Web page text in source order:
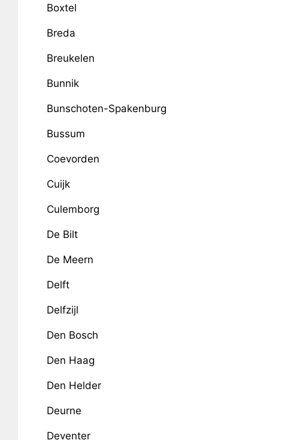
Boxtel
Breda
Breukelen
Bunnik
Bunschoten-Spakenburg
Bussum
Coevorden
Cuijk
Culemborg
De Bilt
De Meern
Delft
Delfzijl
Den Bosch
Den Haag
Den Helder
Deurne
Deventer